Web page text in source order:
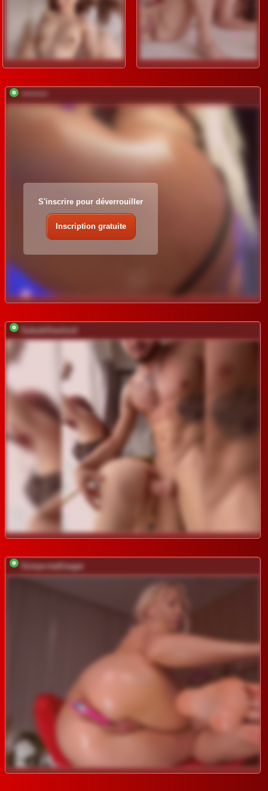
*********
S'inscrire pour déverrouiller
Inscription gratuite
SukubOverlord
Sonya-reallsugar